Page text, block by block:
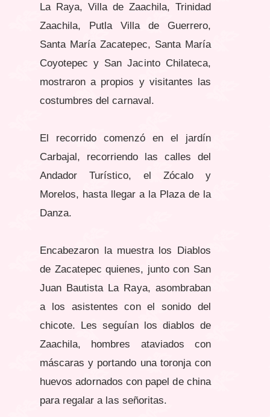
La Raya, Villa de Zaachila, Trinidad
Zaachila, Putla Villa de Guerrero,
Santa María Zacatepec, Santa María
Coyotepec y San Jacinto Chilateca,
mostraron a propios y visitantes las
costumbres del carnaval.
El recorrido comenzó en el jardín
Carbajal, recorriendo las calles del
Andador Turístico, el Zócalo y
Morelos, hasta llegar a la Plaza de la
Danza.
Encabezaron la muestra los Diablos
de Zacatepec quienes, junto con San
Juan Bautista La Raya, asombraban
a los asistentes con el sonido del
chicote. Les seguían los diablos de
Zaachila, hombres ataviados con
máscaras y portando una toronja con
huevos adornados con papel de china
para regalar a las señoritas.